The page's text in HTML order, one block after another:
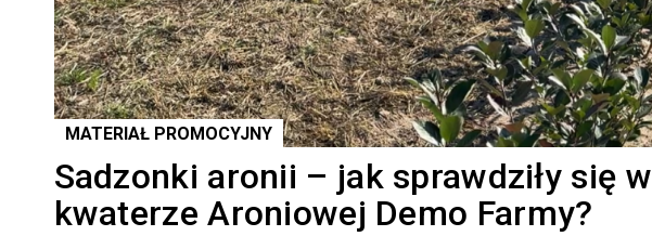
MATERIAŁ PROMOCYJNY
Sadzonki aronii – jak sprawdziły się w
kwaterze Aroniowej Demo Farmy?